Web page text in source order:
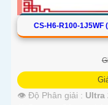
CS-H6-R100-1J5WF
👁 Độ Phân giải : Ultra